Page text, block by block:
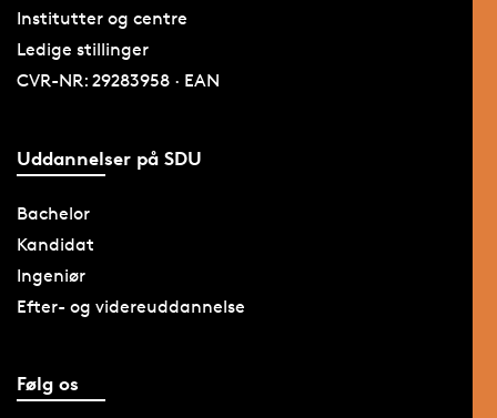
Institutter og centre
Ledige stillinger
CVR-NR: 29283958 · EAN
Uddannelser på SDU
Bachelor
Kandidat
Ingeniør
Efter- og videreuddannelse
Følg os